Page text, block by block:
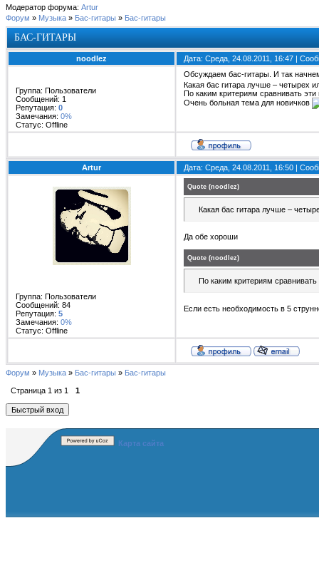
Модератор форума: Artur
Форум » Музыка » Бас-гитары » Бас-гитары
БАС-ГИТАРЫ
noodlez Дата: Среда, 24.08.2011, 16:47 |
Группа: Пользователи
Сообщений: 1
Репутация: 0
Замечания: 0%
Статус: Offline
Обсуждаем бас-гитары. И так
Какая бас гитара лучше – четырех
По каким критериям сравнивать
Очень больная тема для новичков
Artur Дата: Среда, 24.08.2011, 16:50 |
Группа: Пользователи
Сообщений: 84
Репутация: 5
Замечания: 0%
Статус: Offline
Quote (noodlez)
Какая бас гитара лучше –
Да обе хороши
Quote (noodlez)
По каким критериям
Если есть необходимость в 5
Форум » Музыка » Бас-гитары » Бас-гитары
Страница 1 из 1 1
Карта сайта